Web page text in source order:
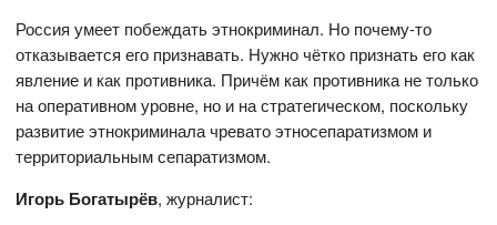
Россия умеет побеждать этнокриминал. Но почему-то
отказывается его признавать. Нужно чётко признать его как
явление и как противника. Причём как противника не только
на оперативном уровне, но и на стратегическом, поскольку
развитие этнокриминала чревато этносепаратизмом и
территориальным сепаратизмом.
Игорь Богатырёв, журналист: